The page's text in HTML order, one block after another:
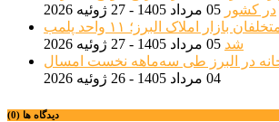
در کشور 05 مرداد 1405 - 27 ژوئیه 2026
برخورد تعزیرات با متخلفان بازار املاک البرز؛ ۱۱ واحد پلمب
شد 05 مرداد 1405 - 27 ژوئیه 2026
04 مرداد 1405 - 26 ژوئیه 2026
دیدگاه ها (0)